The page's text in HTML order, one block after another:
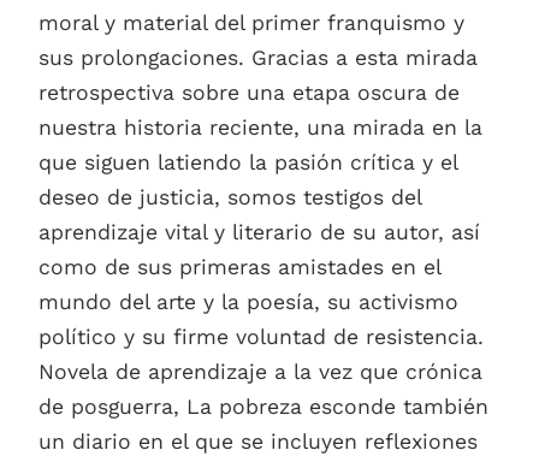
moral y material del primer franquismo y
sus prolongaciones. Gracias a esta mirada
retrospectiva sobre una etapa oscura de
nuestra historia reciente, una mirada en la
que siguen latiendo la pasión crítica y el
deseo de justicia, somos testigos del
aprendizaje vital y literario de su autor, así
como de sus primeras amistades en el
mundo del arte y la poesía, su activismo
político y su firme voluntad de resistencia.
Novela de aprendizaje a la vez que crónica
de posguerra, La pobreza esconde también
un diario en el que se incluyen reflexiones